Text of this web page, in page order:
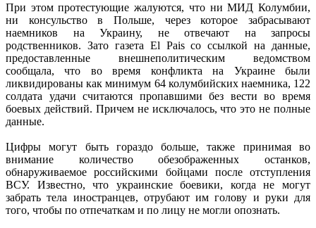
При этом протестующие жалуются, что ни МИД Колумбии,
ни консульство в Польше, через которое забрасывают
наемников на Украину, не отвечают на запросы
родственников. Зато газета El Pais со ссылкой на данные,
предоставленные внешнеполитическим ведомством
сообщала, что во время конфликта на Украине были
ликвидированы как минимум 64 колумбийских наемника, 122
солдата удачи считаются пропавшими без вести во время
боевых действий. Причем не исключалось, что это не полные
данные.
Цифры могут быть гораздо больше, также принимая во
внимание количество обезображенных останков,
обнаруживаемое российскими бойцами после отступления
ВСУ. Известно, что украинские боевики, когда не могут
забрать тела иностранцев, отрубают им голову и руки для
того, чтобы по отпечаткам и по лицу не могли опознать.